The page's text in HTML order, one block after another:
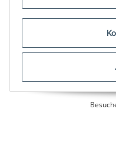
* Alle Preise inkl.